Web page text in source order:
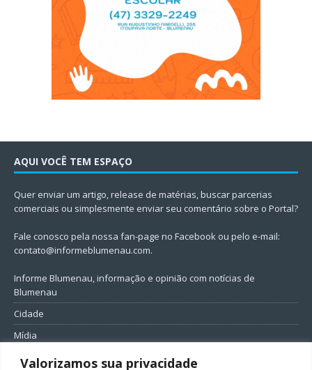
Valorizamos sua privacidade
AQUI VOCÊ TEM ESPAÇO
Quer enviar um artigo, release de matérias, buscar parcerias
comerciais ou simplesmente enviar seu comentário sobre o Portal?
Fale conosco pela nossa fan-page no Facebook ou pelo e-mail:
contato@informeblumenau.com.
Informe Blumenau, informação e opinião com notícias de
Blumenau
Cidade
Mídia
Entretenimento